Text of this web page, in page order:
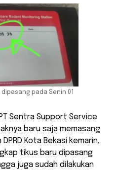
pada Senin 01
Sentra Support Service
baru saja memasang
Kota Bekasi kemarin,
tikus baru dipasang
juga sudah dilakukan